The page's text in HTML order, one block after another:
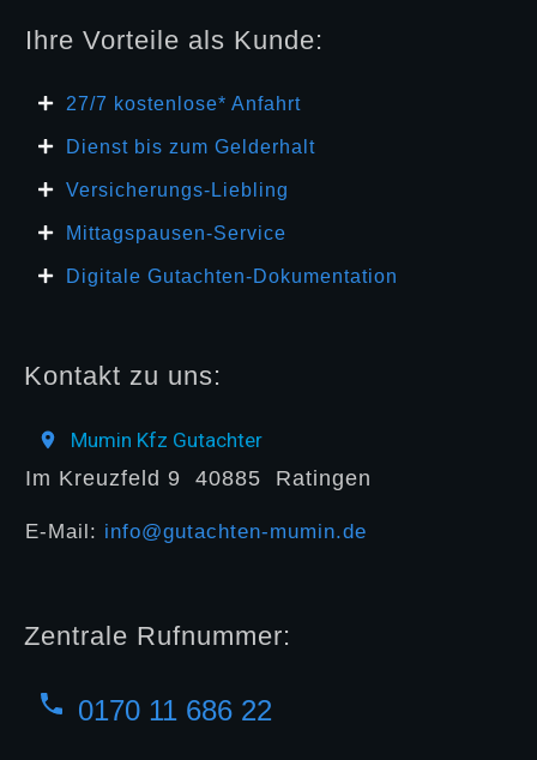
Ihre Vorteile als Kunde:
27/7 kosten lose* Anfahrt
Dienst bis zum Gelderhalt
Versicherungs-Liebling
Mittagspausen-Service
Digitale Gutachten-Dokumentation
Kontakt zu uns:
Mumin Kfz Gutachter
Im Kreuzfeld 9 40885 Ratingen
E-Mail: info@gutachten-mumin.de
Zentrale Rufnummer:
0170 11 686 22